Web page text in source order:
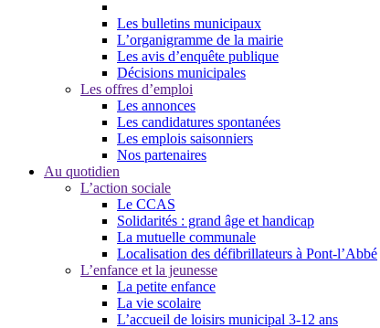
Les bulletins municipaux
L’organigramme de la mairie
Les avis d’enquête publique
Décisions municipales
Les offres d’emploi
Les annonces
Les candidatures spontanées
Les emplois saisonniers
Nos partenaires
Au quotidien
L’action sociale
Le CCAS
Solidarités : grand âge et handicap
La mutuelle communale
Localisation des défibrillateurs à Pont-l’Abbé
L’enfance et la jeunesse
La petite enfance
La vie scolaire
L’accueil de loisirs municipal 3-12 ans